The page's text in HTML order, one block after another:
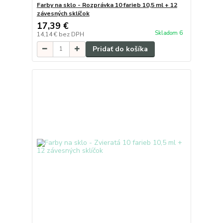
Farby na sklo - Rozprávka 10 farieb 10,5 ml + 12
závesných sklíčok
17,39 €
14,14 € bez DPH Skladom 6
Pridať do košíka